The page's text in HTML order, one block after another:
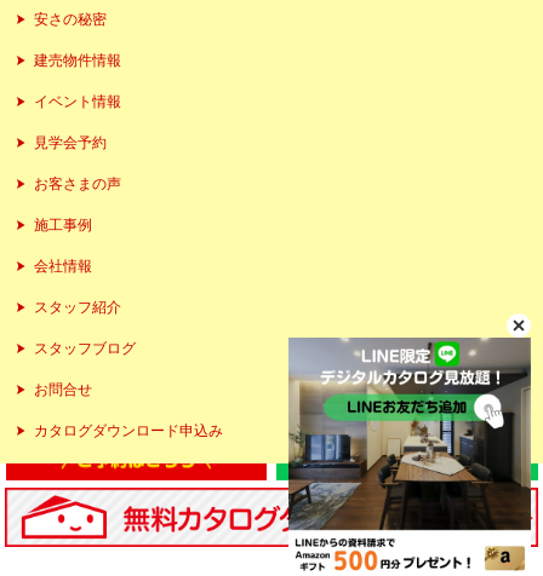
安さの秘密
建売物件情報
イベント情報
見学会予約
お客さまの声
施工事例
会社情報
スタッフ紹介
スタッフブログ
お問合せ
カタログダウンロード申込み